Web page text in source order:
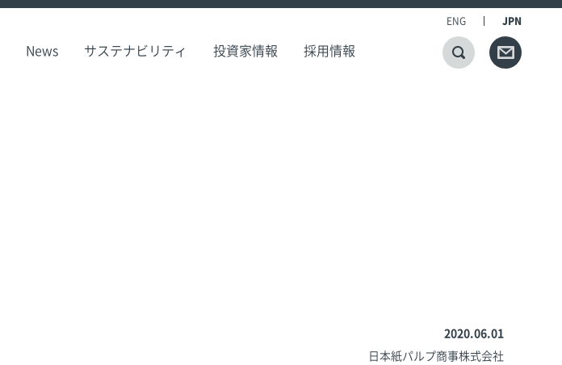
News サステナビリティ 投資家情報 採用情報
ENG JPN
2020.06.01
日本紙パルプ商事株式会社